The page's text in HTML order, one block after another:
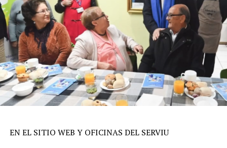
EN EL SITIO WEB Y OFICINAS DEL SERVIU